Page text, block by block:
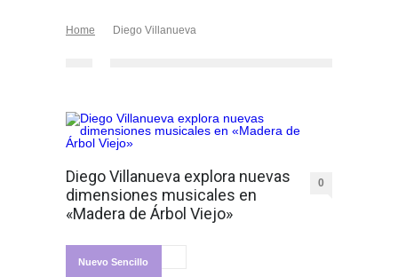
Home Diego Villanueva
Diego Villanueva explora nuevas
dimensiones musicales en
«Madera de Árbol Viejo»
0
Nuevo Sencillo